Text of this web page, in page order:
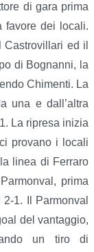
di gara prima
favore dei locali.
ed il
di Bognanni, la
Chimenti. La
una e dall’altra
La ripresa inizia
provano i locali
linea di Ferraro
prima
1. Il Parmonval
del vantaggio,
un tiro di